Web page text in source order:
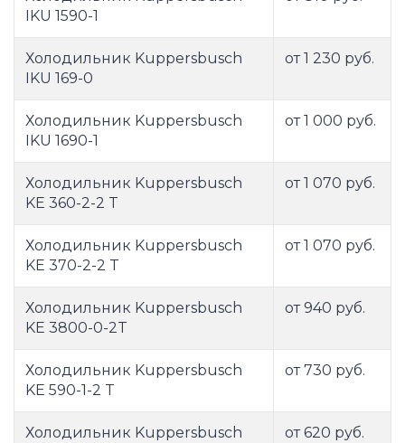
IKU 1590-1
Холодильник Kuppersbusch
IKU 169-0
от 1 230 руб.
Холодильник Kuppersbusch
IKU 1690-1
от 1 000 руб.
Холодильник Kuppersbusch
KE 360-2-2 T
от 1 070 руб.
Холодильник Kuppersbusch
KE 370-2-2 T
от 1 070 руб.
Холодильник Kuppersbusch
KE 3800-0-2T
от 940 руб.
Холодильник Kuppersbusch
KE 590-1-2 T
от 730 руб.
Холодильник Kuppersbusch
от 620 руб.